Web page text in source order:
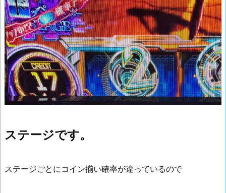
ステージです。
ステージごとにコイン揃い確率が違っているので